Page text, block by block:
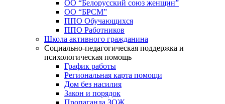
ОО “Белорусский союз женщин”
ОО “БРСМ”
ППО Обучающихся
ППО Работников
Школа активного гражданина
Социально-педагогическая поддержка и
психологическая помощь
График работы
Региональная карта помощи
Дом без насилия
Закон и порядок
Пропаганда ЗОЖ